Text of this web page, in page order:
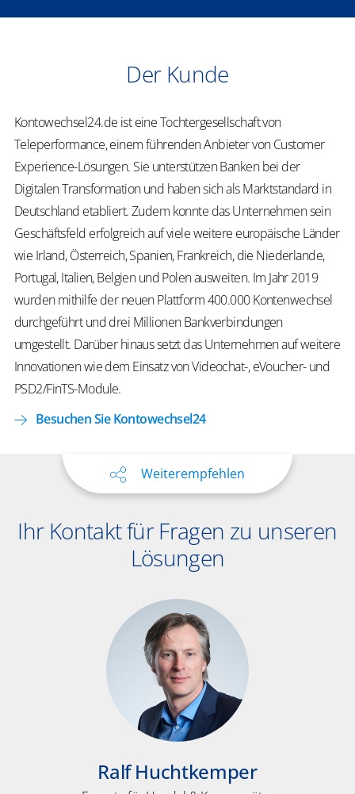
Der Kunde
Kontowechsel24.de ist eine Tochtergesellschaft von
Teleperformance, einem führenden Anbieter von Customer
Experience-Lösungen. Sie unterstützen Banken bei der
Digitalen Transformation und haben sich als Marktstandard in
Deutschland etabliert. Zudem konnte das Unternehmen sein
Geschäftsfeld erfolgreich auf viele weitere europäische Länder
wie Irland, Österreich, Spanien, Frankreich, die Niederlande,
Portugal, Italien, Belgien und Polen ausweiten. Im Jahr 2019
wurden mithilfe der neuen Plattform 400.000 Kontenwechsel
durchgeführt und drei Millionen Bankverbindungen
umgestellt. Darüber hinaus setzt das Unternehmen auf weitere
Innovationen wie dem Einsatz von Videochat-,eVoucher- und
PSD2/FinTS-Module.
Besuchen Sie Kontowechsel24
Weiterempfehlen
Ihr Kontakt für Fragen zu unseren
Lösungen
Ralf Huchtkemper